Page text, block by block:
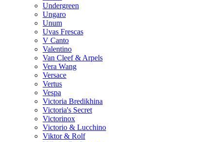
Undergreen
Ungaro
Unum
Uvas Frescas
V Canto
Valentino
Van Cleef & Arpels
Vera Wang
Versace
Vertus
Vespa
Victoria Bredikhina
Victoria's Secret
Victorinox
Victorio & Lucchino
Viktor & Rolf